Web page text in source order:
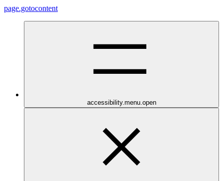
page.gotocontent
accessibility.menu.open